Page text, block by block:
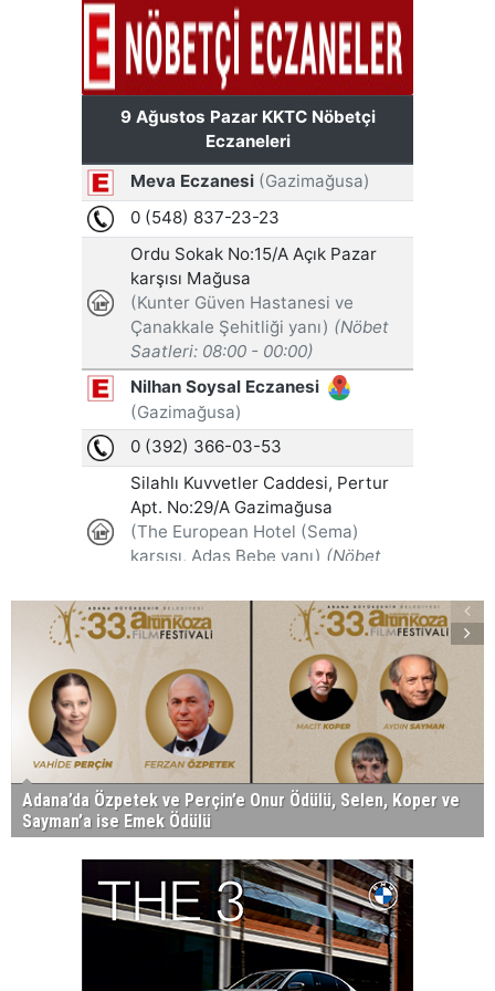
Adana’da Özpetek ve Perçin’e Onur Ödülü, Selen, Koper ve
Sayman’a ise Emek Ödülü